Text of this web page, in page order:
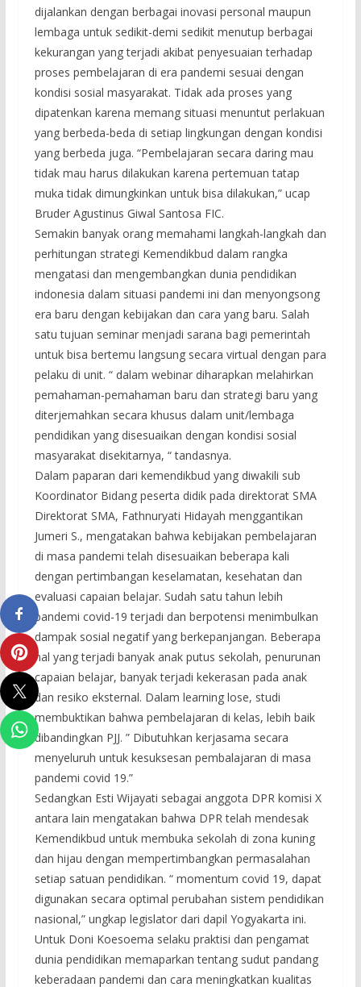
dijalankan dengan berbagai inovasi personal maupun
lembaga untuk sedikit-demi sedikit menutup berbagai
kekurangan yang terjadi akibat penyesuaian terhadap
proses pembelajaran di era pandemi sesuai dengan
kondisi sosial masyarakat. Tidak ada proses yang
dipatenkan karena memang situasi menuntut perlakuan
yang berbeda-beda di setiap lingkungan dengan kondisi
yang berbeda juga. “Pembelajaran secara daring mau
tidak mau harus dilakukan karena pertemuan tatap
muka tidak dimungkinkan untuk bisa dilakukan,” ucap
Bruder Agustinus Giwal Santosa FIC.
Semakin banyak orang memahami langkah-langkah dan
perhitungan strategi Kemendikbud dalam rangka
mengatasi dan mengembangkan dunia pendidikan
indonesia dalam situasi pandemi ini dan menyongsong
era baru dengan kebijakan dan cara yang baru. Salah
satu tujuan seminar menjadi sarana bagi pemerintah
untuk bisa bertemu langsung secara virtual dengan para
pelaku di unit. “ dalam webinar diharapkan melahirkan
pemahaman-pemahaman baru dan strategi baru yang
diterjemahkan secara khusus dalam unit/lembaga
pendidikan yang disesuaikan dengan kondisi sosial
masyarakat disekitarnya, “ tandasnya.
Dalam paparan dari kemendikbud yang diwakili sub
Koordinator Bidang peserta didik pada direktorat SMA
Direktorat SMA, Fathnuryati Hidayah menggantikan
Jumeri S., mengatakan bahwa kebijakan pembelajaran
di masa pandemi telah disesuaikan beberapa kali
dengan pertimbangan keselamatan, kesehatan dan
evaluasi capaian belajar. Sudah satu tahun lebih
pandemi covid-19 terjadi dan berpotensi menimbulkan
dampak sosial negatif yang berkepanjangan. Beberapa
hal yang terjadi banyak anak putus sekolah, penurunan
capaian belajar, banyak terjadi kekerasan pada anak
dan resiko eksternal. Dalam learning lose, studi
membuktikan bahwa pembelajaran di kelas, lebih baik
dibandingkan PJJ. ” Dibutuhkan kerjasama secara
menyeluruh untuk kesuksesan pembalajaran di masa
pandemi covid 19.”
Sedangkan Esti Wijayati sebagai anggota DPR komisi X
antara lain mengatakan bahwa DPR telah mendesak
Kemendikbud untuk membuka sekolah di zona kuning
dan hijau dengan mempertimbangkan permasalahan
setiap satuan pendidikan. “ momentum covid 19, dapat
digunakan secara optimal perubahan sistem pendidikan
nasional,” ungkap legislator dari dapil Yogyakarta ini.
Untuk Doni Koesoema selaku praktisi dan pengamat
dunia pendidikan memaparkan tentang sudut pandang
keberadaan pandemi dan cara meningkatkan kualitas